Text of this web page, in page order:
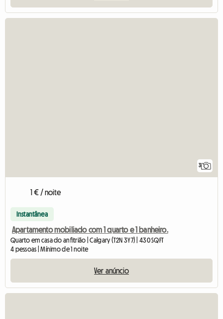
3
1 € / noite
Instantânea
Apartamento mobiliado com 1 quarto e 1 banheiro.
Quarto em casa do anfitrião | Calgary (T2N 3Y7) | 430 SQFT
4 pessoas | Mínimo de 1 noite
Ver anúncio